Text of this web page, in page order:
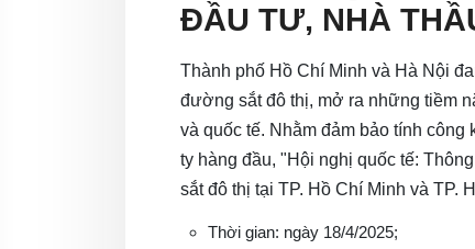
ĐẦU TƯ, NHÀ
Thành phố Hồ Chí Minh và Hà Nội
đường sắt đô thị, mở ra những tiềm
và quốc tế. Nhằm đảm bảo tính
ty hàng đầu, "Hội nghị quốc tế:
sắt đô thị tại TP. Hồ Chí Minh và TP.
Thời gian: ngày 18/4/2025;